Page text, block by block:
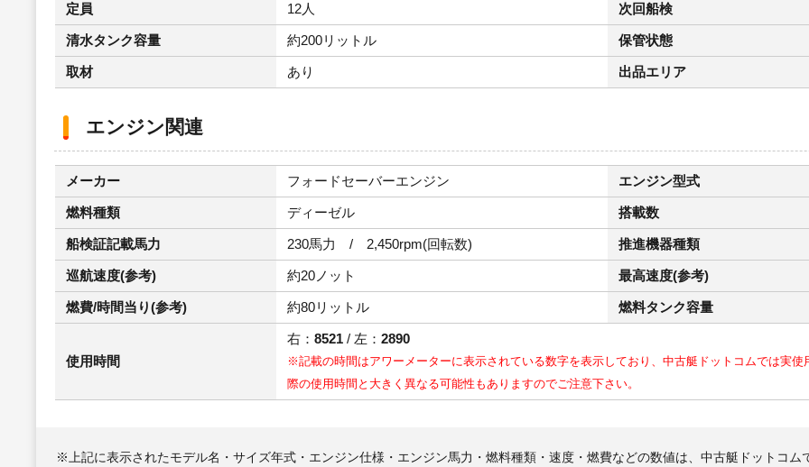
定員 12人 次回船検
清水タンク容量 約200リットル 保管状態
取材 あり 出品エリア
エンジン関連
メーカー フォードセーバーエンジン エンジン型式
燃料種類 ディーゼル 搭載数
船検証記載馬力 230馬力 / 2,450rpm(回転数) 推進機器種類
巡航速度(参考) 約20ノット 最高速度(参考)
燃費/時間当り(参考) 約80リットル 燃料タンク容量
使用時間
右： 8521/ 左： 2890
※記載の時間はアワーメーターに表示されている数字を表示しており、中古艇ドットコムでは実
際の使用時間と大きく異なる可能性もありますのでご注意下さい。
※上記に表示されたモデル名・サイズ年式・エンジン仕様・エンジン馬力・燃料種類・速度・燃費などの数値は、中古艇ドットコ